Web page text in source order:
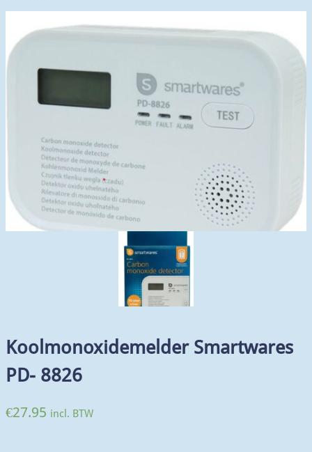
Koolmonoxidemelder Smartwares
PD- 8826
€27.95 incl. BTW